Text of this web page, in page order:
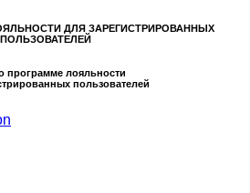
ДЛЯ ЗАРЕГИСТРИРОВАННЫХ
ПОЛЬЗОВАТЕЛЕЙ
программе лояльности
пользователей